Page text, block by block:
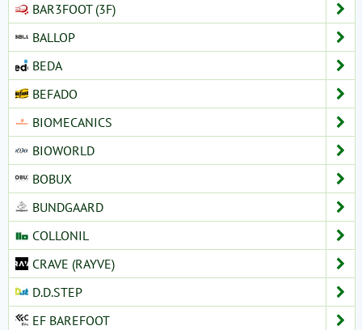
BAR3FOOT (3F)
BALLOP
BEDA
BEFADO
BIOMECANICS
BIOWORLD
BOBUX
BUNDGAARD
COLLONIL
CRAVE (RAYVE)
D.D.STEP
EF BAREFOOT